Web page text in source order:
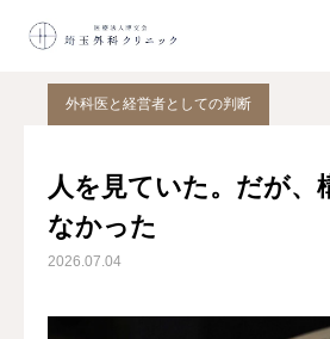
院長コラム
外科医と経営者としての判断
人を見ていた。だが、
なかった
2026.07.04
鼠径ヘルニア